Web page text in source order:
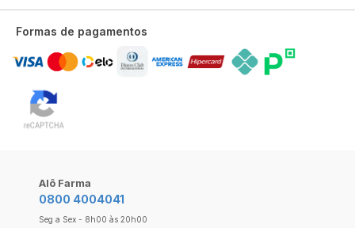
Formas de pagamentos
Alô Farma
0800 4004041
Seg a Sex - 8h00 às 20h00